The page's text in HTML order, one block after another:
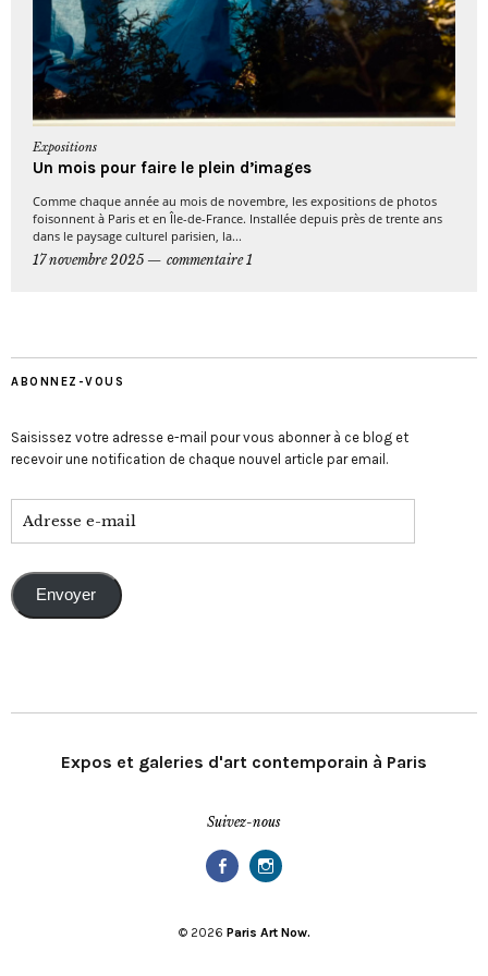
Expositions
Un mois pour faire le plein d’images
Comme chaque année au mois de novembre, les expositions de photos
foisonnent à Paris et en Île-de-France. Installée depuis près de trente ans
dans le paysage culturel parisien, la...
17 novembre 2025
commentaire 1
ABONNEZ-VOUS
Saisissez votre adresse e-mail pour vous abonner à ce blog et
recevoir une notification de chaque nouvel article par email.
Envoyer
Expos et galeries d'art contemporain à Paris
Suivez-nous
© 2026 Paris Art Now.